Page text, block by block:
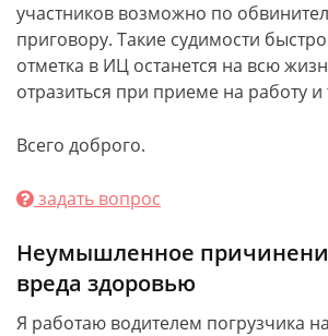
участников возможно по
приговору. Такие судимости
отметка в ИЦ останется на всю
отразиться при приеме на работу
Всего доброго.
задать вопрос
Неумышленное
вреда здоровью
Я работаю водителем погрузчика